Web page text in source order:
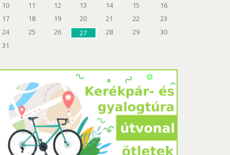
10
11 12 13 14 15
16
17
18 19 20 21 22
23
24
25 26 27 28 29
30
31